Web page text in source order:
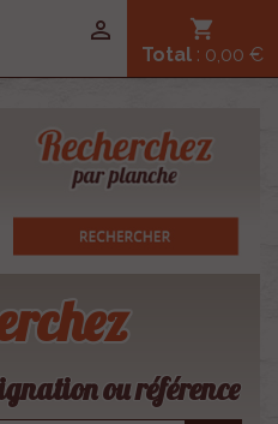
shopping_cart
Total : 0,00 €

ou référence